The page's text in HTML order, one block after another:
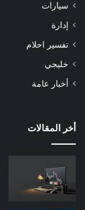
سيارات
إدارة
تفسير احلام
خليجي
أخبار عامة
أخر المقالات